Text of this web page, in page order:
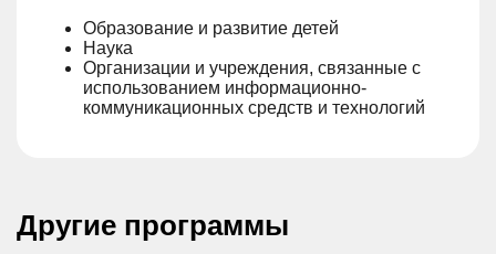
Образование и развитие детей
Наука
Организации и учреждения, связанные с
использованием информационно-
коммуникационных средств и технологий
Другие программы